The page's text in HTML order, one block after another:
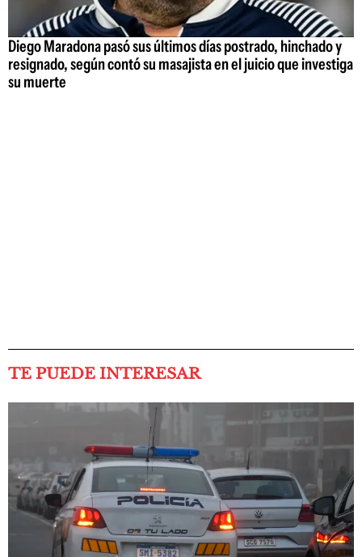
Diego Maradona pasó sus últimos días postrado, hinchado y
resignado, según contó su masajista en el juicio que investiga
su muerte
TE PUEDE INTERESAR